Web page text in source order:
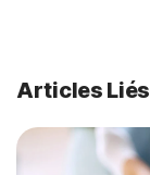
Articles Liés